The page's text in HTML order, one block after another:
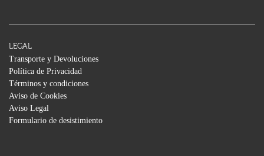
LEGAL
Transporte y Devoluciones
Política de Privacidad
Términos y condiciones
Aviso de Cookies
Aviso Legal
Formulario de desistimiento